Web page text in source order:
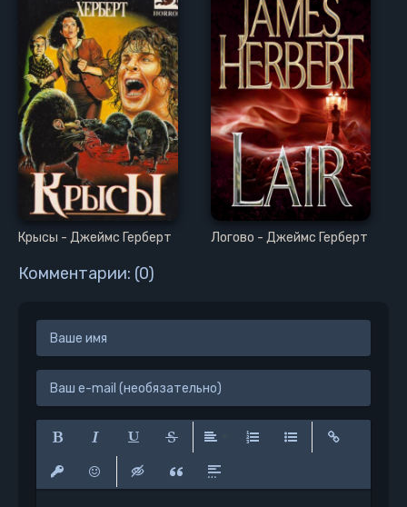
31
32
33
34
Крысы - Джеймс Герберт Логово - Джеймс Герберт
Комментарии: (0)
Полужирный
Курсив Подчеркнутый